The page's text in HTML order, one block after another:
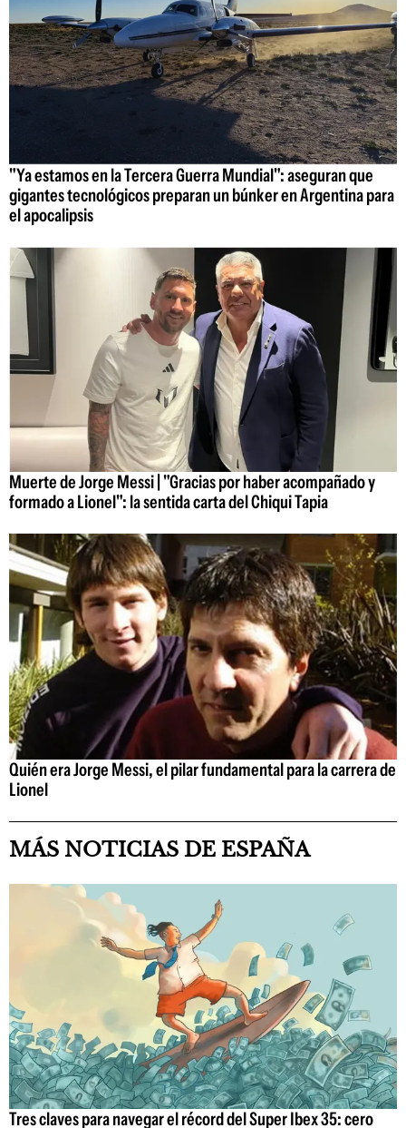
"Ya estamos en la Tercera Guerra Mundial": aseguran que
gigantes tecnológicos preparan un búnker en Argentina para
el apocalipsis
Muerte de Jorge Messi | "Gracias por haber acompañado y
formado a Lionel": la sentida carta del Chiqui Tapia
Quién era Jorge Messi, el pilar fundamental para la carrera de
Lionel
MÁS NOTICIAS DE ESPAÑA
Tres claves para navegar el récord del Super Ibex 35: cero